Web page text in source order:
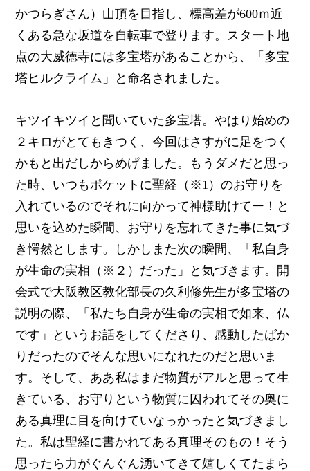
かつらぎさん）山頂を目指し、標高差が600ｍ近
くある急な坂道を自転車で登ります。スタート地
点の大威徳寺には多宝塔があることから、「多宝
塔ヒルクライム」と命名されました。
キツイキツイと聞いていた多宝塔。やはり始めの
２キロがとてもきつく、今回はさすがに足をつく
かもと出だしからめげました。もうダメだと思っ
た時、いつもポケットに聖経（※1）のお守りを
入れているのでそれに向かって神様助けてー！と
思いを込めた瞬間、お守りを忘れてきた事に気づ
き愕然とします。しかしまた次の瞬間、「私自身
が生命の実相（※２）だった」と気づきます。開
会式で大阪教区教化部長の久利修先生が多宝塔の
説明の際、「私たち自身が生命の実相で如来、仏
です」というお話をしてくださり、感動したばか
りだったのでそんな思いになれたのだと思いま
す。そして、ああ私はまだ物質がアルと思って生
きている、お守りという物質に囚われてその奥に
ある真理に目を向けていなっかったと気づきまし
た。私は聖経に書かれてある真理そのもの！そう
思ったら力がぐんぐん湧いてきて嬉しくてたまら